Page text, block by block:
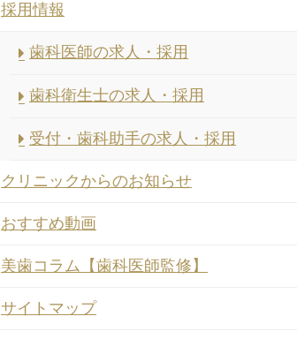
採用情報
歯科医師の求人・採用
歯科衛生士の求人・採用
受付・歯科助手の求人・採用
クリニックからのお知らせ
おすすめ動画
美歯コラム【歯科医師監修】
サイトマップ